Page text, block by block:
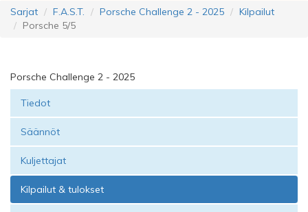
Sarjat F.A.S.T. Porsche Challenge 2 - 2025
Kilpailut
Porsche 5/5
Porsche Challenge 2 - 2025
Tiedot
Säännöt
Kuljettajat
Kilpailut & tulokset